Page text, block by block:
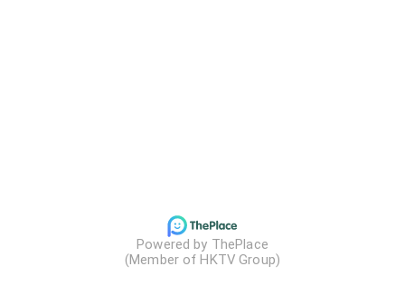
Powered by ThePlace
(Member of HKTV Group)